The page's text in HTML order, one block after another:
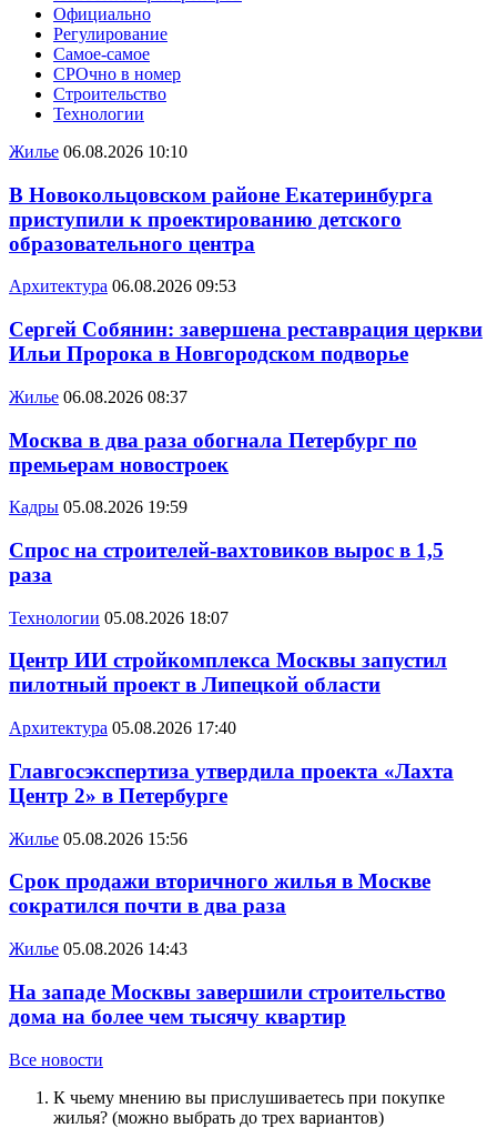
Официально
Регулирование
Самое-самое
СРОчно в номер
Строительство
Технологии
Жилье 06.08.2026 10:10
В Новокольцовском районе Екатеринбурга
приступили к проектированию детского
образовательного центра
Архитектура 06.08.2026 09:53
Сергей Собянин: завершена реставрация церкви
Ильи Пророка в Новгородском подворье
Жилье 06.08.2026 08:37
Москва в два раза обогнала Петербург по
премьерам новостроек
Кадры 05.08.2026 19:59
Спрос на строителей-вахтовиков вырос в 1,5
раза
Технологии 05.08.2026 18:07
Центр ИИ стройкомплекса Москвы запустил
пилотный проект в Липецкой области
Архитектура 05.08.2026 17:40
Главгосэкспертиза утвердила проекта «Лахта
Центр 2» в Петербурге
Жилье 05.08.2026 15:56
Срок продажи вторичного жилья в Москве
сократился почти в два раза
Жилье 05.08.2026 14:43
На западе Москвы завершили строительство
дома на более чем тысячу квартир
Все новости
К чьему мнению вы прислушиваетесь при покупке
жилья? (можно выбрать до трех вариантов)